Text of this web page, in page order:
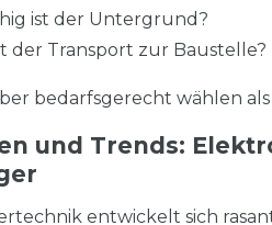
ist der Untergrund?
der Transport zur Baustelle?
bedarfsgerecht wählen
und Trends:
entwickelt sich